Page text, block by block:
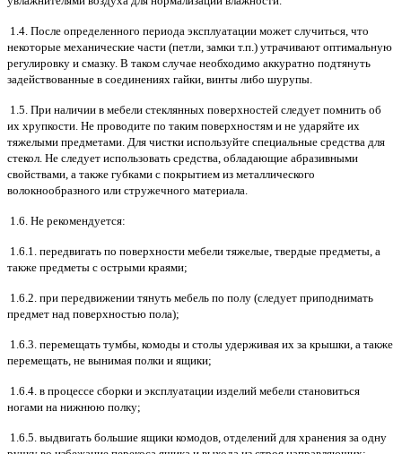
1.4. После определенного периода эксплуатации может случиться, что
некоторые механические части (петли, замки т.п.) утрачивают оптимальную
регулировку и смазку. В таком случае необходимо аккуратно подтянуть
задействованные в соединениях гайки, винты либо шурупы.
1.5. При наличии в мебели стеклянных поверхностей следует помнить об
их хрупкости. Не проводите по таким поверхностям и не ударяйте их
тяжелыми предметами. Для чистки используйте специальные средства для
стекол. Не следует использовать средства, обладающие абразивными
свойствами, а также губками с покрытием из металлического
волокнообразного или стружечного материала.
1.6. Не рекомендуется:
1.6.1. передвигать по поверхности мебели тяжелые, твердые предметы, а
также предметы с острыми краями;
1.6.2. при передвижении тянуть мебель по полу (следует приподнимать
предмет над поверхностью пола);
1.6.3. перемещать тумбы, комоды и столы удерживая их за крышки, а также
перемещать, не вынимая полки и ящики;
1.6.4. в процессе сборки и эксплуатации изделий мебели становиться
ногами на нижнюю полку;
1.6.5. выдвигать большие ящики комодов, отделений для хранения за одну